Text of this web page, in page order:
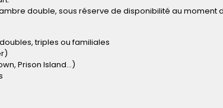
double, sous réserve de disponibilité au moment
triples ou familiales
Prison Island…)